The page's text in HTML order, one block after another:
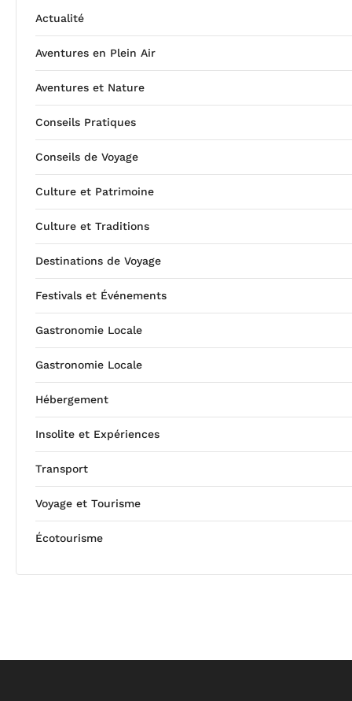
Actualité
Aventures en Plein Air
Aventures et Nature
Conseils Pratiques
Conseils de Voyage
Culture et Patrimoine
Culture et Traditions
Destinations de Voyage
Festivals et Événements
Gastronomie Locale
Gastronomie Locale
Hébergement
Insolite et Expériences
Transport
Voyage et Tourisme
Écotourisme